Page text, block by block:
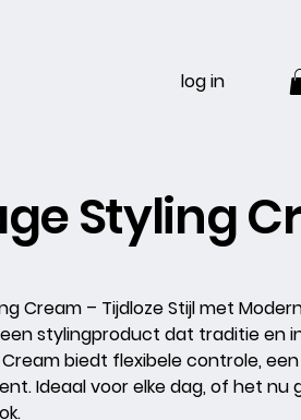
log in
Styling
Cream – Tijdloze Stijl met
stylingproduct dat traditie en
biedt flexibele controle,
Ideaal voor elke dag, of het